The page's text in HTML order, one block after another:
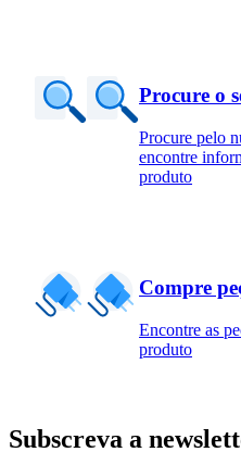
Procure o
Procure pelo
encontre
produto
Compre
Encontre as
produto
Subscreva a